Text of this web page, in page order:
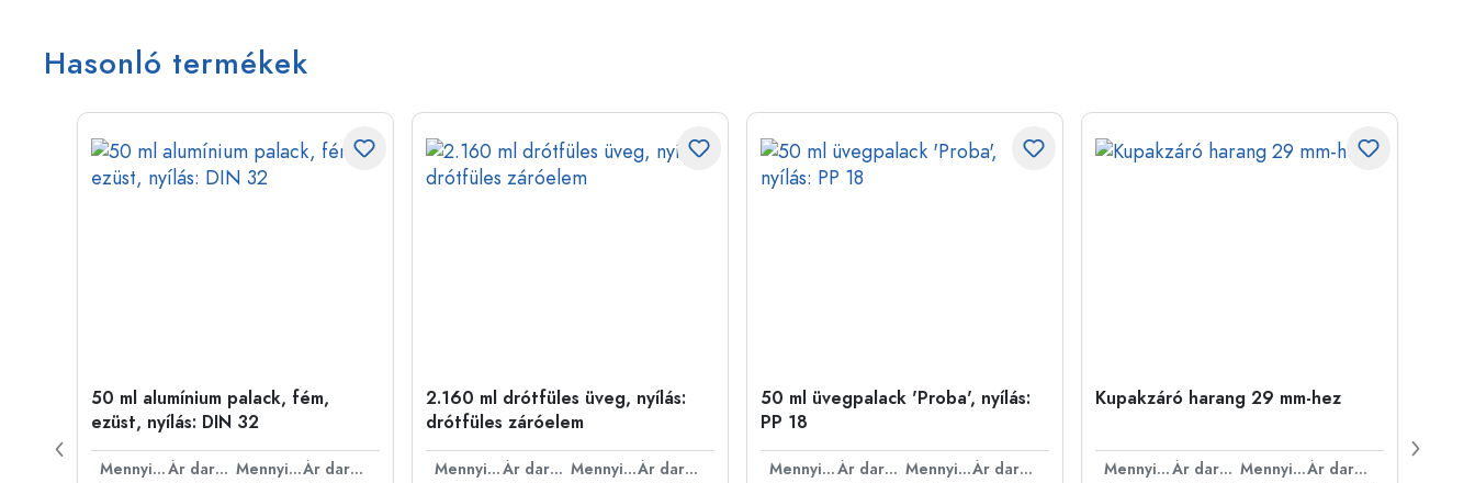
Hasonló termékek
50 ml alumínium palack, fém,
ezüst, nyílás: DIN 32
Mennyiség Ár darabonként Mennyiség
Ár darabonként
2.160 ml drótfüles üveg, nyílás:
drótfüles záróelem
Mennyiség Ár darabonként Mennyiség
Ár darabonként
50 ml üvegpalack 'Proba', nyílás:
PP 18
Mennyiség Ár darabonként Mennyiség
Ár darabonként
Kupakzáró harang 29 mm-hez
Mennyiség Ár darabonként Mennyiség
Ár darabonként